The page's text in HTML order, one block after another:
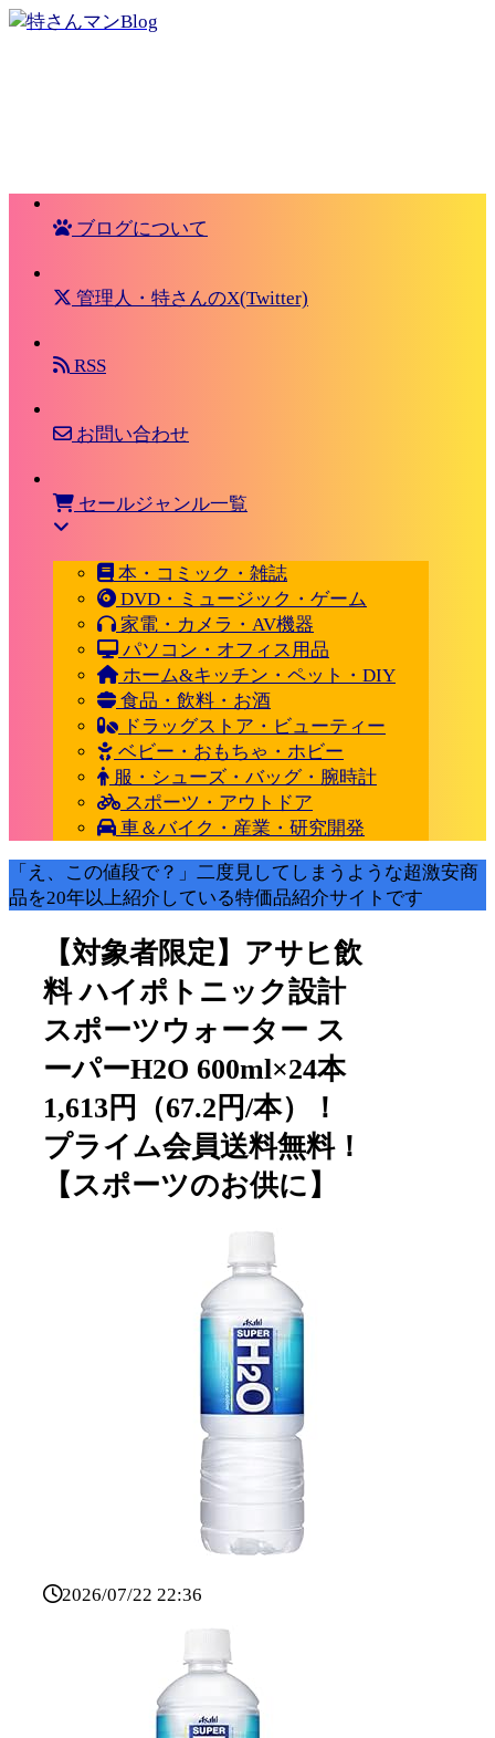
ブログについて
管理人・特さんのX(Twitter)
RSS
お問い合わせ
セールジャンル一覧
本・コミック・雑誌
DVD・ミュージック・ゲーム
家電・カメラ・AV機器
パソコン・オフィス用品
ホーム&キッチン・ペット・DIY
食品・飲料・お酒
ドラッグストア・ビューティー
ベビー・おもちゃ・ホビー
服・シューズ・バッグ・腕時計
スポーツ・アウトドア
車＆バイク・産業・研究開発
「え、この値段で？」二度見してしまうような超激安商
品を20年以上紹介している特価品紹介サイトです
【対象者限定】アサヒ飲
料 ハイポトニック設計
スポーツウォーター ス
ーパーH2O 600ml×24本
1,613円（67.2円/本）！
プライム会員送料無料！
【スポーツのお供に】
2026/07/22 22:36